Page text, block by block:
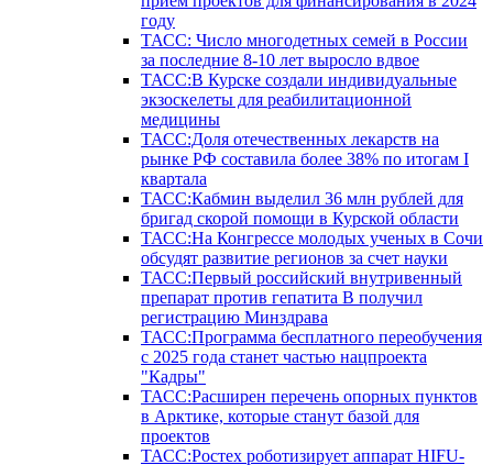
году
ТАСС: Число многодетных семей в России
за последние 8-10 лет выросло вдвое
ТАСС:В Курске создали индивидуальные
экзоскелеты для реабилитационной
медицины
ТАСС:Доля отечественных лекарств на
рынке РФ составила более 38% по итогам I
квартала
ТАСС:Кабмин выделил 36 млн рублей для
бригад скорой помощи в Курской области
ТАСС:На Конгрессе молодых ученых в Сочи
обсудят развитие регионов за счет науки
ТАСС:Первый российский внутривенный
препарат против гепатита В получил
регистрацию Минздрава
ТАСС:Программа бесплатного переобучения
с 2025 года станет частью нацпроекта
"Кадры"
ТАСС:Расширен перечень опорных пунктов
в Арктике, которые станут базой для
проектов
ТАСС:Ростех роботизирует аппарат HIFU-